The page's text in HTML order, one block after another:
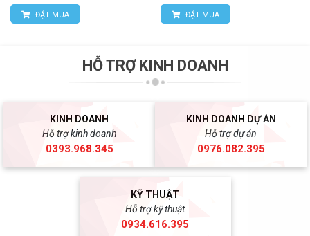
ĐẶT MUA ĐẶT MUA
HỖ TRỢ KINH DOANH
KINH DOANH
Hỗ trợ kinh doanh
0393.968.345
KINH DOANH DỰ ÁN
Hỗ trợ dự án
0976.082.395
KỸ THUẬT
Hỗ trợ kỹ thuật
0934.616.395